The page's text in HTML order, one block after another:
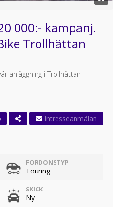
000:- kampanj.
Trollhättan
anläggning i Trollhättan
FORDONSTYP
Touring
SKICK
Ny